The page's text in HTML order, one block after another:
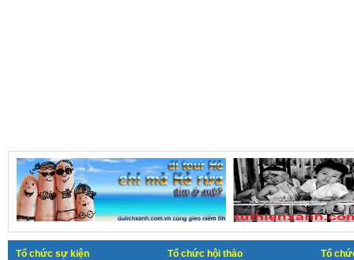
Tổ chức sự kiện Tổ chức hội thảo Tổ